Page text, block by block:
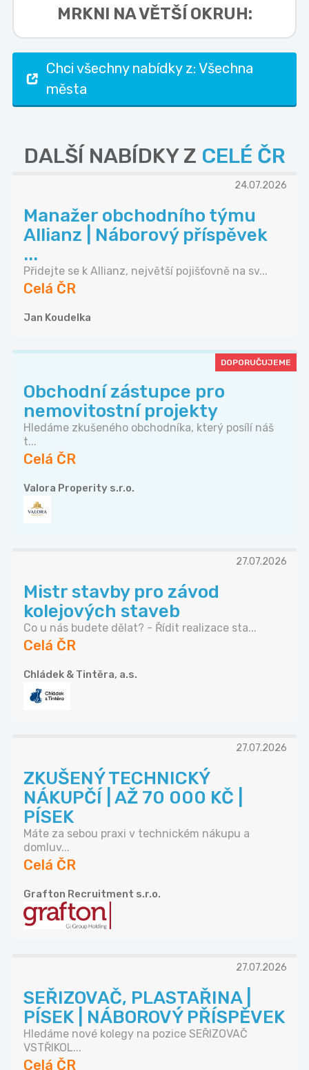
MRKNI NA VĚTŠÍ OKRUH:
Chci všechny nabídky z: Všechna
města
DALŠÍ NABÍDKY Z CELÉ ČR
24.07.2026
Manažer obchodního týmu
Allianz | Náborový příspěvek
...
Přidejte se k Allianz, největší pojišťovně na sv...
Celá ČR
Jan Koudelka
DOPORUČUJEME
Obchodní zástupce pro
nemovitostní projekty
Hledáme zkušeného obchodníka, který posílí náš
t...
Celá ČR
Valora Properity s.r.o.
27.07.2026
Mistr stavby pro závod
kolejových staveb
Co u nás budete dělat? - Řídit realizace sta...
Celá ČR
Chládek & Tintěra, a.s.
27.07.2026
ZKUŠENÝ TECHNICKÝ
NÁKUPČÍ | AŽ 70 000 KČ |
PÍSEK
Máte za sebou praxi v technickém nákupu a
domluv...
Celá ČR
Grafton Recruitment s.r.o.
27.07.2026
SEŘIZOVAČ, PLASTAŘINA |
PÍSEK | NÁBOROVÝ PŘÍSPĚVEK
Hledáme nové kolegy na pozice SEŘIZOVAČ
VSTŘIKOL...
Celá ČR